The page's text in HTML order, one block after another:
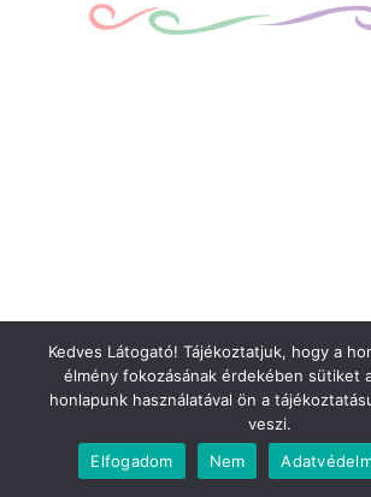
Kedves Látogató! Tájékoztatjuk, hogy a
élmény fokozásának érdekében sütiket
honlapunk használatával ön a
veszi.
Elfogadom
Nem